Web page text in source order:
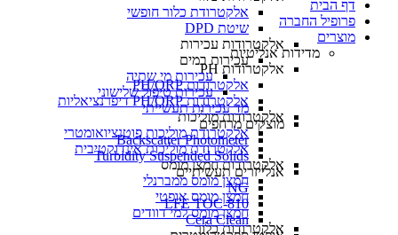
דף הבית
פרופיל החברה
מוצרים
מדידות אנליטיות
אלקטרודות PH
אלקטרודות PH/ORP
אלקטרודות PH/ORP דיפרנציאליות
אלקטרודות מוליכות
אלקטרודת מוליכות פוטנציואומטרי
אלקטרודת מוליכות אינדוקטיבית
אלקטרודות חמצן מומס
חמצן מומס ממברנלי
חמצן מומס אופטי
חמצן מומס למי דוודים
אלקטרודות כלור
אלקטרודת כלור חופשי
שיטת DPD
אלקטרודות עכירות
עכירות במים
עכירות מי שתיה
עכירות טיפול שלישוני
מד עכירות תעשייתי
מוצקים מרחפים
Backscatter Photometer
Turbidity Suspended Solids
אנלייזרים תעשיתיים
NG
LFE TOC-810
Cera Clean​